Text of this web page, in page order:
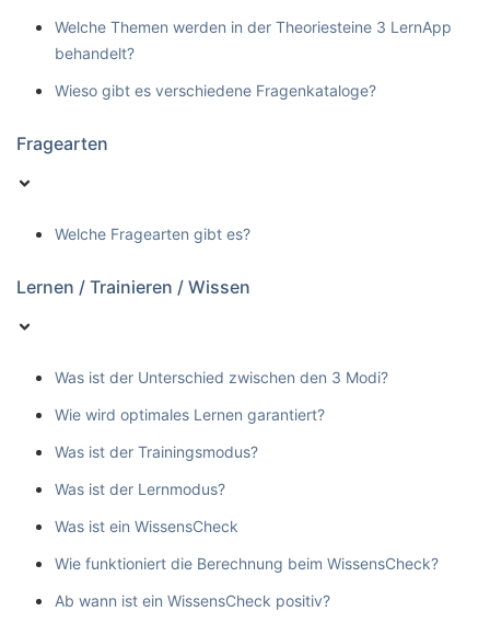
Welche Themen werden in der Theoriesteine 3 LernApp
behandelt?
Wieso gibt es verschiedene Fragenkataloge?
Fragearten
Welche Fragearten gibt es?
Lernen / Trainieren / Wissen
Was ist der Unterschied zwischen den 3 Modi?
Wie wird optimales Lernen garantiert?
Was ist der Trainingsmodus?
Was ist der Lernmodus?
Was ist ein WissensCheck
Wie funktioniert die Berechnung beim WissensCheck?
Ab wann ist ein WissensCheck positiv?